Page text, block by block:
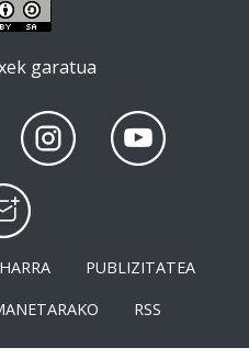
garatua
PUBLIZITATEA
RSS